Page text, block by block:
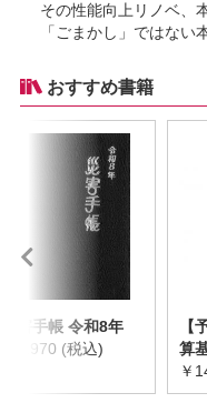
その性能向上リノベ、
「ごまかし」ではない
おすすめ書籍
災害手帳 令和8年
￥2,970 (税込)
【
算
令
￥